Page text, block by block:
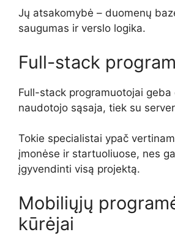
Jų atsakomybė – duomenų
saugumas ir verslo logika.
Full-stack
Full-stack programuotojai
naudotojo sąsaja, tiek su
Tokie specialistai ypač
įmonėse ir startuoliuose, nes
įgyvendinti visą projektą.
Mobiliųjų
kūrėjai